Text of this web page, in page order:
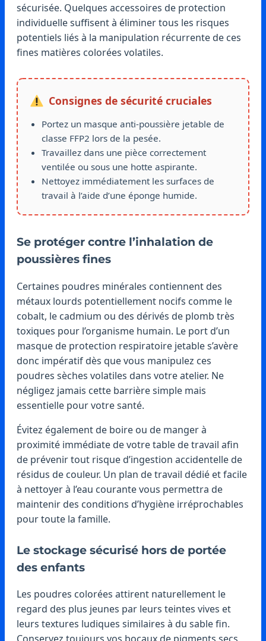
sécurisée. Quelques accessoires de protection
individuelle suffisent à éliminer tous les risques
potentiels liés à la manipulation récurrente de ces
fines matières colorées volatiles.
Consignes de sécurité cruciales
Portez un masque anti-poussière jetable de
classe FFP2 lors de la pesée.
Travaillez dans une pièce correctement
ventilée ou sous une hotte aspirante.
Nettoyez immédiatement les surfaces de
travail à l’aide d’une éponge humide.
Se protéger contre l’inhalation de
poussières fines
Certaines poudres minérales contiennent des
métaux lourds potentiellement nocifs comme le
cobalt, le cadmium ou des dérivés de plomb très
toxiques pour l’organisme humain. Le port d’un
masque de protection respiratoire jetable s’avère
donc impératif dès que vous manipulez ces
poudres sèches volatiles dans votre atelier. Ne
négligez jamais cette barrière simple mais
essentielle pour votre santé.
Évitez également de boire ou de manger à
proximité immédiate de votre table de travail afin
de prévenir tout risque d’ingestion accidentelle de
résidus de couleur. Un plan de travail dédié et facile
à nettoyer à l’eau courante vous permettra de
maintenir des conditions d’hygiène irréprochables
pour toute la famille.
Le stockage sécurisé hors de portée
des enfants
Les poudres colorées attirent naturellement le
regard des plus jeunes par leurs teintes vives et
leurs textures ludiques similaires à du sable fin.